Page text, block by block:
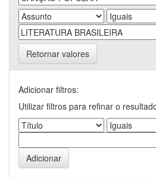
Retornar valores
Adicionar filtros:
Utilizar filtros para refinar o